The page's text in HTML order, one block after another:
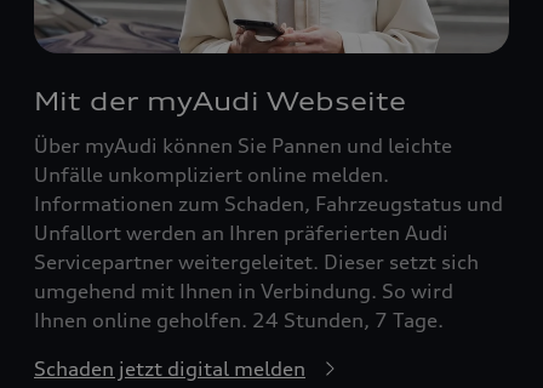
Mit der myAudi Webseite
Über myAudi können Sie Pannen und leichte
Unfälle unkompliziert online melden.
Informationen zum Schaden, Fahrzeugstatus und
Unfallort werden an Ihren präferierten Audi
Servicepartner weitergeleitet. Dieser setzt sich
umgehend mit Ihnen in Verbindung. So wird
Ihnen online geholfen. 24 Stunden, 7 Tage.
Schaden jetzt digital melden